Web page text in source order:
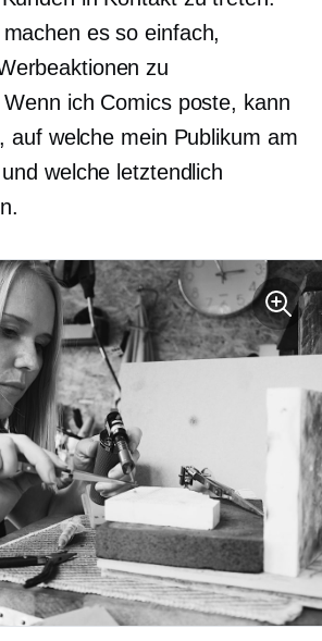
es so einfach,
zu
ich Comics poste, kann
auf welche mein Publikum am
welche letztendlich